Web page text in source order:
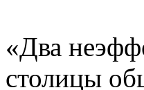
«Два
столицы